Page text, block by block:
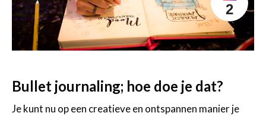
2
Bullet journaling; hoe doe je dat?
Je kunt nu op een creatieve en ontspannen manier je